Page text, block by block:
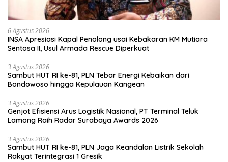
6 Agustus 2026
INSA Apresiasi Kapal Penolong usai Kebakaran KM Mutiara
Sentosa II, Usul Armada Rescue Diperkuat
3 Agustus 2026
Sambut HUT RI ke-81, PLN Tebar Energi Kebaikan dari
Bondowoso hingga Kepulauan Kangean
3 Agustus 2026
Genjot Efisiensi Arus Logistik Nasional, PT Terminal Teluk
Lamong Raih Radar Surabaya Awards 2026
3 Agustus 2026
Sambut HUT RI ke-81, PLN Jaga Keandalan Listrik Sekolah
Rakyat Terintegrasi 1 Gresik